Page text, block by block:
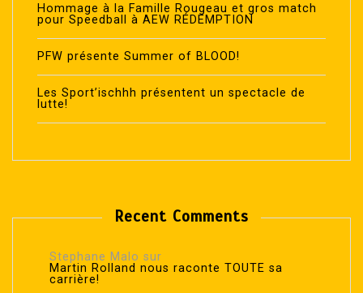
Hommage à la Famille Rougeau et gros match
pour Speedball à AEW RÉDEMPTION
PFW présente Summer of BLOOD!
Les Sport’ischhh présentent un spectacle de
lutte!
Recent Comments
Stephane Malo sur
Martin Rolland nous raconte TOUTE sa
carrière!